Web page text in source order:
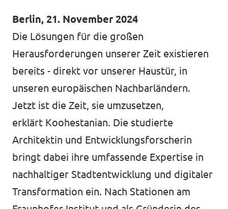
Impressum
Berlin, 21. November 2024
Die Lösungen für die großen
Herausforderungen unserer Zeit existieren
bereits - direkt vor unserer Haustür, in
unseren europäischen Nachbarländern.
Jetzt ist die Zeit, sie umzusetzen,
erklärt Koohestanian. Die studierte
Architektin und Entwicklungsforscherin
bringt dabei ihre umfassende Expertise in
nachhaltiger Stadtentwicklung und digitaler
Transformation ein. Nach Stationen am